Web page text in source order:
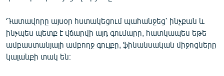
Դատավորը այսօր հստակեցում պահանջեց՝ ինչքան և
ինչպես պետք է վճարվի այդ գումարը, հատկապես եթե
ամբաստանյալի ամբողջ գույքը, ֆինանսական միջոցները
կալանքի տակ են։